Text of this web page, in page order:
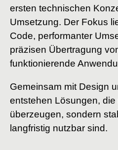
ersten technischen
Umsetzung. Der Fokus
Code, performanter
präzisen Übertragung
funktionierende
Gemeinsam mit Design
entstehen Lösungen,
überzeugen, sondern
langfristig nutzbar sind.